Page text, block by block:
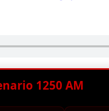
1250 AM